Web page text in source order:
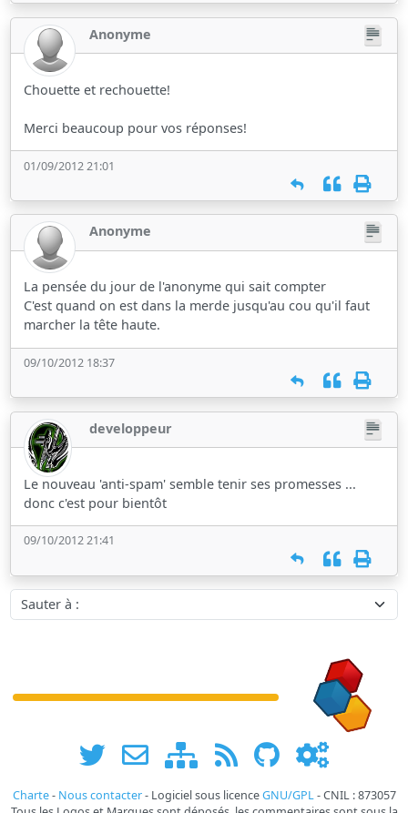
Anonyme
Chouette et rechouette!
Merci beaucoup pour vos réponses!
01/09/2012 21:01
Anonyme
La pensée du jour de l'anonyme qui sait compter
C'est quand on est dans la merde jusqu'au cou qu'il faut
marcher la tête haute.
09/10/2012 18:37
developpeur
Le nouveau 'anti-spam' semble tenir ses promesses ...
donc c'est pour bientôt
09/10/2012 21:41
Sauter à :
Charte- Nous contacter- Logiciel sous licenceGNU/GPL- CNIL : 873057